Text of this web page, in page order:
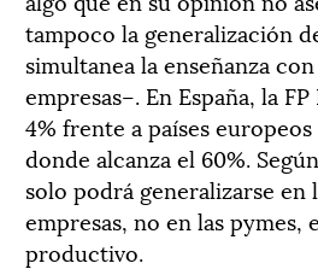
tampoco la generalización
simultanea la enseñanza
empresas–. En España, la
4% frente a países
donde alcanza el 60%.
solo podrá generalizarse en
empresas, no en las pymes,
productivo.